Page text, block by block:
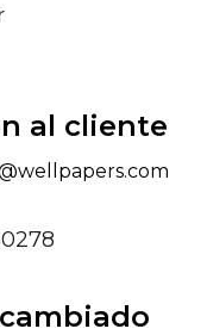
al cliente